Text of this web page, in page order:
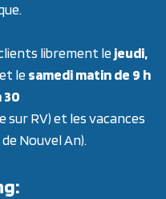
librement lejeudi,
et lesamedi matin de 9 h
30
RV) et les vacances
Nouvel An).